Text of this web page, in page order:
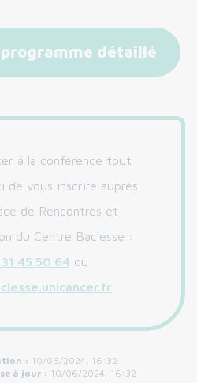
détaillé
à la conférence tout
de vous inscrire auprès
de Rencontres et
du Centre Baclesse :
45 50 64 ou
: 10/06/2024, 16:32
à jour : 10/06/2024, 16:32